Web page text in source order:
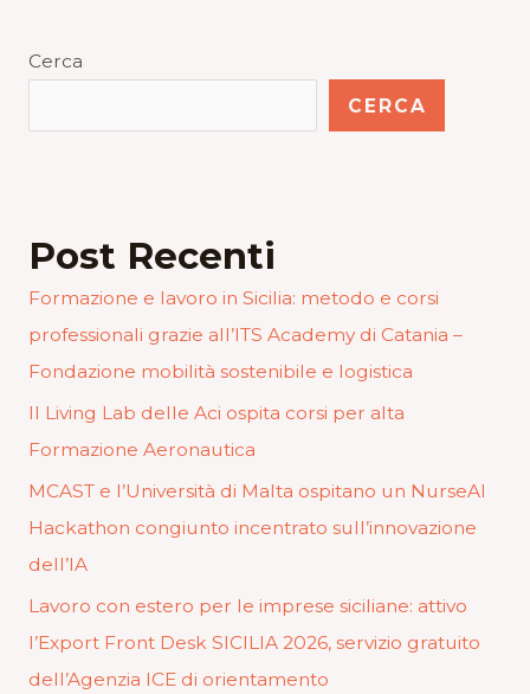
Cerca
CERCA
Post Recenti
Formazione e lavoro in Sicilia: metodo e corsi
professionali grazie all’ITS Academy di Catania –
Fondazione mobilità sostenibile e logistica
Il Living Lab delle Aci ospita corsi per alta
Formazione Aeronautica
MCAST e l’Università di Malta ospitano un NurseAI
Hackathon congiunto incentrato sull’innovazione
dell’IA
Lavoro con estero per le imprese siciliane: attivo
l’Export Front Desk SICILIA 2026, servizio gratuito
dell’Agenzia ICE di orientamento